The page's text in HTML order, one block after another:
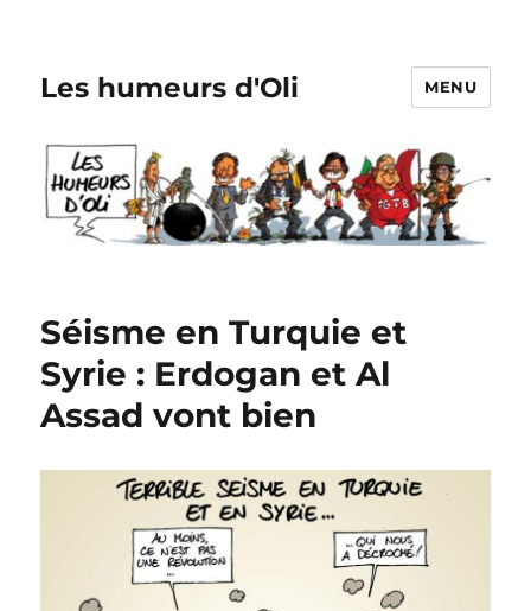
Les humeurs d'Oli MENU
Séisme en Turquie et
Syrie : Erdogan et Al
Assad vont bien